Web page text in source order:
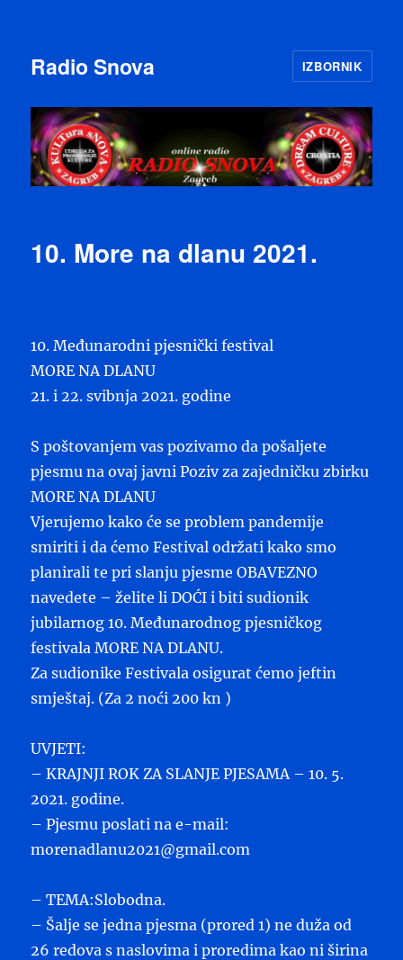
Radio Snova IZBORNIK
10. More na dlanu 2021.
10. Međunarodni pjesnički festival
MORE NA DLANU
21. i 22. svibnja 2021. godine
S poštovanjem vas pozivamo da pošaljete
pjesmu na ovaj javni Poziv za zajedničku zbirku
MORE NA DLANU
Vjerujemo kako će se problem pandemije
smiriti i da ćemo Festival održati kako smo
planirali te pri slanju pjesme OBAVEZNO
navedete – želite li DOĆI i biti sudionik
jubilarnog 10. Međunarodnog pjesničkog
festivala MORE NA DLANU.
Za sudionike Festivala osigurat ćemo jeftin
smještaj. (Za 2 noći 200 kn )
UVJETI:
– KRAJNJI ROK ZA SLANJE PJESAMA – 10. 5.
2021. godine.
– Pjesmu poslati na e-mail:
morenadlanu2021@gmail.com
– TEMA:Slobodna.
– Šalje se jedna pjesma (prored 1) ne duža od
26 redova s naslovima i proredima kao ni širina